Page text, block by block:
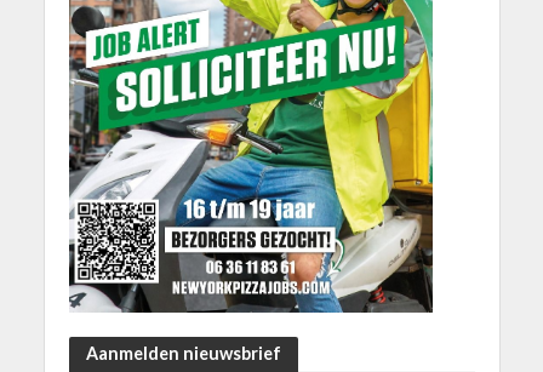
Aanmelden nieuwsbrief